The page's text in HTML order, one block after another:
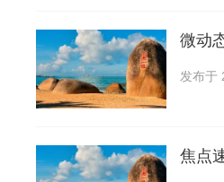
微动
发布于
焦点